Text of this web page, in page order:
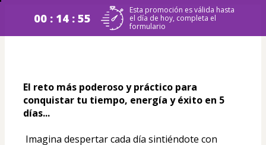
00 : 14 : 54
Esta promoción es válida hasta
el día de hoy, completa el
formulario
El reto más poderoso y práctico para
conquistar tu tiempo, energía y éxito en 5
días...